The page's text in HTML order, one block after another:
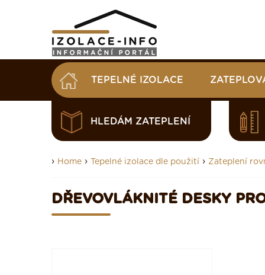
TEPELNÉ IZOLACE
HLEDÁM ZATEPLENÍ
› Home › Tepelné izolace dle použití › Zateplení
DŘEVOVLÁKNITÉ DESKY